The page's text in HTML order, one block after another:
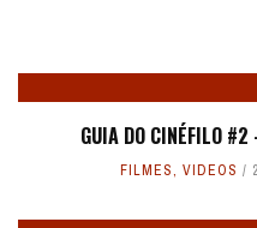
GUIA DO CINÉFILO
FILMES, VIDEOS